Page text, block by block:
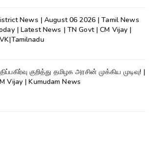
News | August 06 2026 | Tamil News
| Latest News | TN Govt | CM Vijay |
குறித்து தமிழக அரசின் முக்கிய முடிவு! |
Vijay | Kumudam News